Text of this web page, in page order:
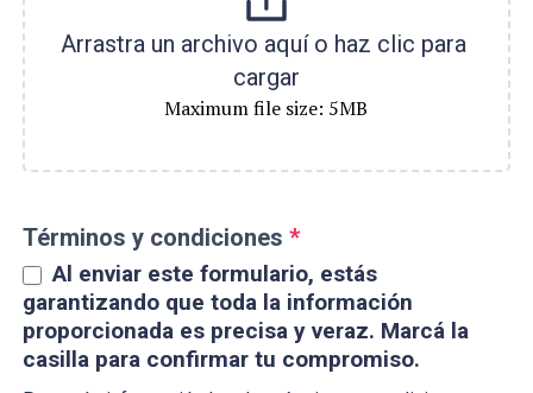
Arrastra un archivo aquí o haz clic para
cargar
Maximum file size: 5MB
Términos y condiciones *
Al enviar este formulario, estás
garantizando que toda la información
proporcionada es precisa y veraz. Marcá la
casilla para confirmar tu compromiso.